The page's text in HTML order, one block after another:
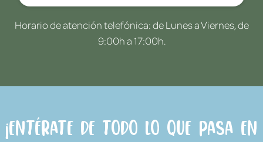
Horario de atención telefónica: de Lunes a Viernes, de
9:00h a 17:00h.
¡Entérate de todo lo que pasa en